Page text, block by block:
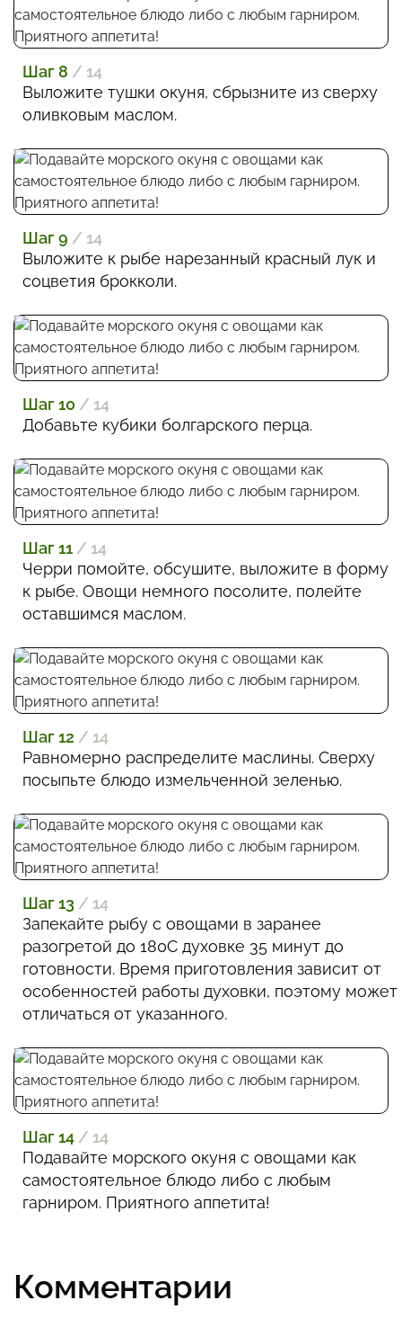
Шаг 8 / 14
Выложите тушки окуня, сбрызните из сверху
оливковым маслом.
Шаг 9 / 14
Выложите к рыбе нарезанный красный лук и
соцветия брокколи.
Шаг 10 / 14
Добавьте кубики болгарского перца.
Шаг 11 / 14
Черри помойте, обсушите, выложите в форму
к рыбе. Овощи немного посолите, полейте
оставшимся маслом.
Шаг 12 / 14
Равномерно распределите маслины. Сверху
посыпьте блюдо измельченной зеленью.
Шаг 13 / 14
Запекайте рыбу с овощами в заранее
разогретой до 180С духовке 35 минут до
готовности. Время приготовления зависит от
особенностей работы духовки, поэтому может
отличаться от указанного.
Шаг 14 / 14
Подавайте морского окуня с овощами как
самостоятельное блюдо либо с любым
гарниром. Приятного аппетита!
Комментарии